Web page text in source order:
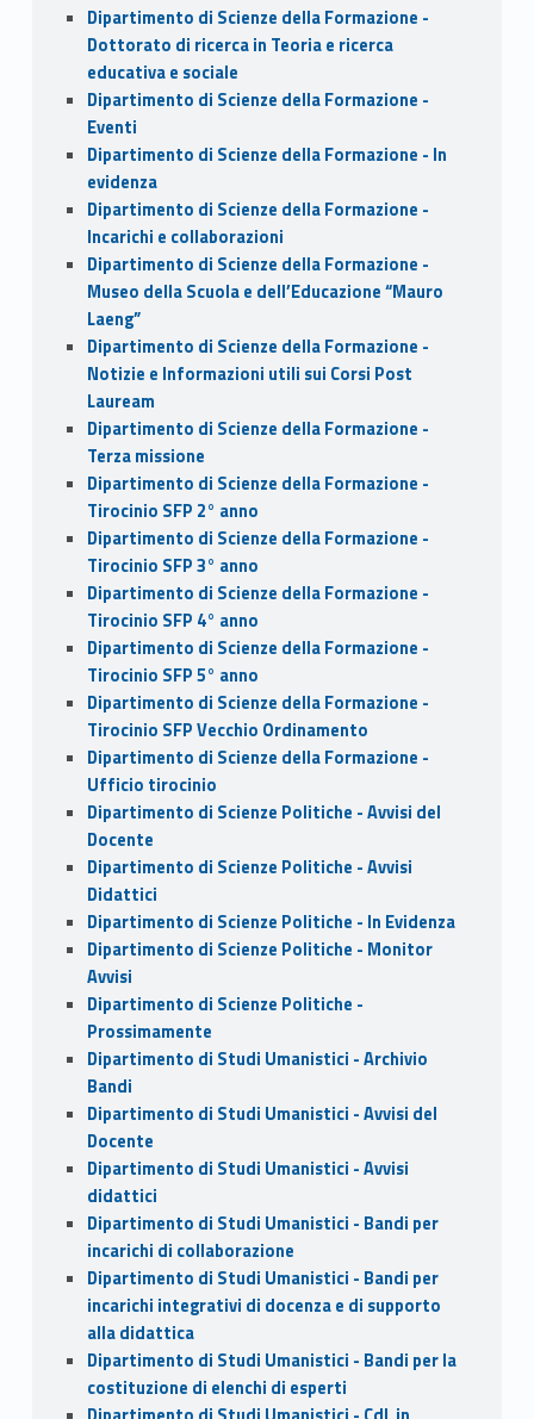
Dipartimento di Scienze della Formazione -
Dottorato di ricerca in Teoria e ricerca
educativa e sociale
Dipartimento di Scienze della Formazione -
Eventi
Dipartimento di Scienze della Formazione - In
evidenza
Dipartimento di Scienze della Formazione -
Incarichi e collaborazioni
Dipartimento di Scienze della Formazione -
Museo della Scuola e dell’Educazione “Mauro
Laeng”
Dipartimento di Scienze della Formazione -
Notizie e Informazioni utili sui Corsi Post
Lauream
Dipartimento di Scienze della Formazione -
Terza missione
Dipartimento di Scienze della Formazione -
Tirocinio SFP 2° anno
Dipartimento di Scienze della Formazione -
Tirocinio SFP 3° anno
Dipartimento di Scienze della Formazione -
Tirocinio SFP 4° anno
Dipartimento di Scienze della Formazione -
Tirocinio SFP 5° anno
Dipartimento di Scienze della Formazione -
Tirocinio SFP Vecchio Ordinamento
Dipartimento di Scienze della Formazione -
Ufficio tirocinio
Dipartimento di Scienze Politiche - Avvisi del
Docente
Dipartimento di Scienze Politiche - Avvisi
Didattici
Dipartimento di Scienze Politiche - In Evidenza
Dipartimento di Scienze Politiche - Monitor
Avvisi
Dipartimento di Scienze Politiche -
Prossimamente
Dipartimento di Studi Umanistici - Archivio
Bandi
Dipartimento di Studi Umanistici - Avvisi del
Docente
Dipartimento di Studi Umanistici - Avvisi
didattici
Dipartimento di Studi Umanistici - Bandi per
incarichi di collaborazione
Dipartimento di Studi Umanistici - Bandi per
incarichi integrativi di docenza e di supporto
alla didattica
Dipartimento di Studi Umanistici - Bandi per la
costituzione di elenchi di esperti